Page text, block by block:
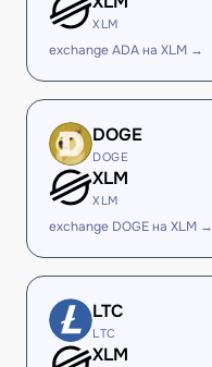
XLM
exchange ADA на XLM →
DOGE
DOGE
XLM
XLM
exchange DOGE на XLM →
LTC
LTC
XLM